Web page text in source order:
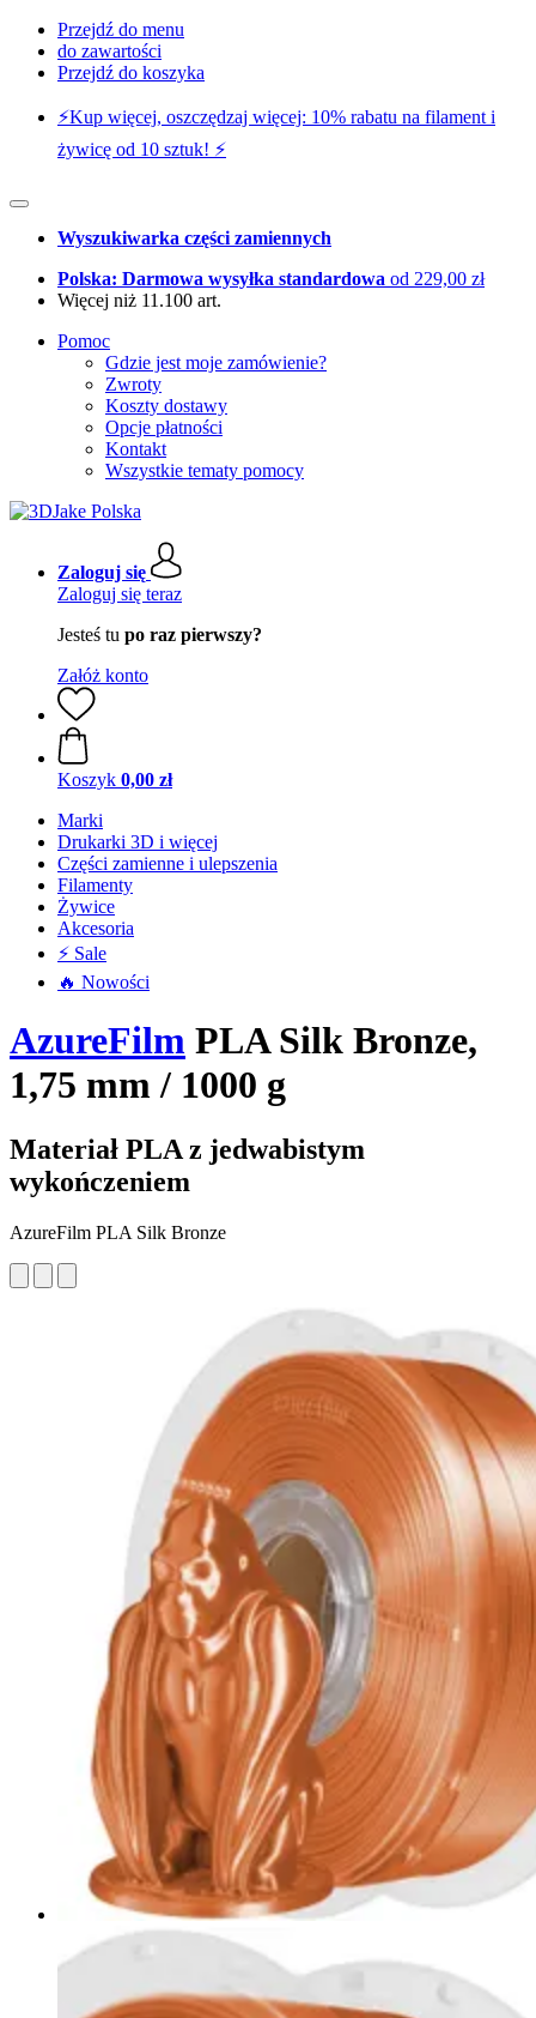
Przejdź do menu
do zawartości
Przejdź do koszyka
⚡️Kup więcej, oszczędzaj więcej: 10% rabatu na filament i
żywicę od 10 sztuk! ⚡️
Wyszukiwarka części zamiennych
Polska: Darmowa wysyłka standardowa od 229,00 zł
Więcej niż 11.100 art.
Pomoc
Gdzie jest moje zamówienie?
Zwroty
Koszty dostawy
Opcje płatności
Kontakt
Wszystkie tematy pomocy
Zaloguj się
Zaloguj się teraz
Jesteś tu po raz pierwszy?
Załóż konto
Koszyk 0,00 zł
Marki
Drukarki 3D i więcej
Części zamienne i ulepszenia
Filamenty
Żywice
Akcesoria
⚡ Sale
🔥 Nowości
AzureFilm PLA Silk Bronze,
1,75 mm / 1000 g
Materiał PLA z jedwabistym
wykończeniem
AzureFilm PLA Silk Bronze